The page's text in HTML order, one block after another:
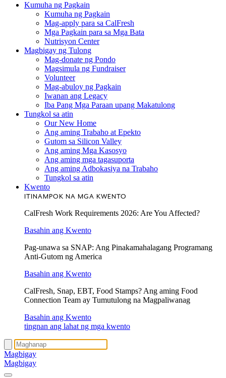
Kumuha ng Pagkain
Kumuha ng Pagkain
Mag-apply para sa CalFresh
Mga Pagkain para sa Mga Bata
Nutrisyon Center
Magbigay ng Tulong
Mag-donate ng Pondo
Magsimula ng Fundraiser
Volunteer
Mag-abuloy ng Pagkain
Iwanan ang Legacy
Iba Pang Mga Paraan upang Makatulong
Tungkol sa atin
Our New Home
Ang aming Trabaho at Epekto
Gutom sa Silicon Valley
Ang aming Mga Kasosyo
Ang aming mga tagasuporta
Ang aming Adbokasiya na Trabaho
Tungkol sa atin
Kwento
ITINAMPOK NA MGA KWENTO
CalFresh Work Requirements 2026: Are You Affected?
Basahin ang Kwento
Pag-unawa sa SNAP: Ang Pinakamahalagang Programang
Anti-Gutom ng America
Basahin ang Kwento
CalFresh, Snap, EBT, Food Stamps? Ang aming Food
Connection Team ay Tumutulong na Magpaliwanag
Basahin ang Kwento
tingnan ang lahat ng mga kwento
Magbigay
Magbigay